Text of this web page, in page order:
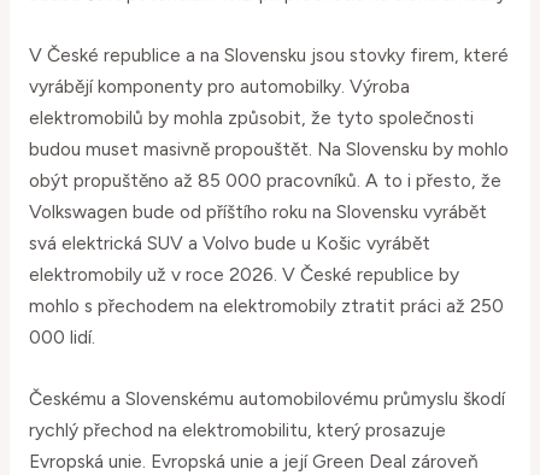
V České republice a na Slovensku jsou stovky firem, které
vyrábějí komponenty pro automobilky. Výroba
elektromobilů by mohla způsobit, že tyto společnosti
budou muset masivně propouštět. Na Slovensku by mohlo
obýt propuštěno až 85 000 pracovníků. A to i přesto, že
Volkswagen bude od příštího roku na Slovensku vyrábět
svá elektrická SUV a Volvo bude u Košic vyrábět
elektromobily už v roce 2026. V České republice by
mohlo s přechodem na elektromobily ztratit práci až 250
000 lidí.
Českému a Slovenskému automobilovému průmyslu škodí
rychlý přechod na elektromobilitu, který prosazuje
Evropská unie. Evropská unie a její Green Deal zároveň